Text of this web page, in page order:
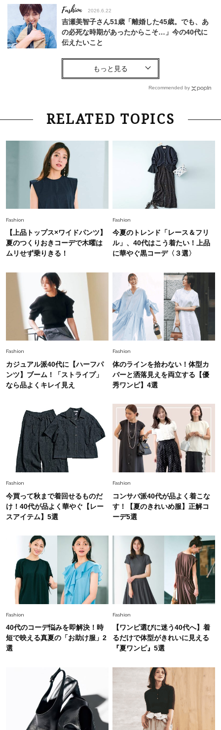
Fashion 2026.6.22
吉瀬美智子さん51歳「離婚した45歳。でも、あ
の必死な時期があったからこそ…」今の40代に
伝えたいこと
Fashion
【40代コンサバ派】白Tシャツは「パール×ゴー
Lifestyle 2026.7.29
「お若いですね」は褒め言葉？“若い＝美しい”と
ーレス連載22】
Lifestyle
「人間、役に立たなきゃ生きてちゃいかんか？」
上野千鶴子先生が問い直す“理想の老後”の呪縛
【ジェンダー連載23】
2026.8.6
26年夏の【開運アクション】は”ひと拭き”習
慣！「金運アップ→トイレ、じゃあ底上げ運
は？」
Fashion
中村ゆりさん「40代になり、やっと“仕事以外の
幸福感”に目が向いた」ライフスタイルも、服も
Fashion
白黒でもこんなに華やぐ！40代、夏の「甘めト
ップス×パンツ」コーデ〈3選〉
Fashion 2026.5.29
40代の夏通勤はこれ１着！「きちんと感」も
Fashion 2026.6.26
初夏はこれさえあれば！40代は【淡色ワンピ】
で即涼しげ＆上品見え〈3選〉
旬着こなし3選。地味見え回避のコツは「バッグ
選び」！
【40代のTシャツコーデ】超ビッグサイズ×きれ
いめハーフパンツでモードに昇華
Fashion 2026.7.9
スタイリストが本気で推す！40代がほどよく華
やぐ【甘め黒アイテム】3選
Recommended by
RELATED TOPICS
Fashion
【上品トップス×ワイドパンツ】
夏のつくりおきコーデで木曜は
ムリせず乗りきる！
Fashion
今夏のトレンド「レース＆フリ
ル」、40代はこう着たい！上品
に華やぐ黒コーデ〈３選〉
Fashion
カジュアル派40代に【ハーフパ
ンツ】ブーム！「ストライプ」
なら品よくキレイ見え
Fashion
体のラインを拾わない！体型カ
バーと洒落見えを両立する【優
秀ワンピ】4選
Fashion
今買って秋まで着回せるものだ
け！40代が品よく華やぐ【レー
スアイテム】5選
Fashion
コンサバ派40代が品よく着こな
す！【夏のきれいめ服】正解コ
ーデ5選
Fashion
40代のコーデ悩みを即解決！時
短で映える真夏の「お助け服」2
選
Fashion
【ワンピ選びに迷う40代へ】着
るだけで体型がきれいに見える
『夏ワンピ』5選